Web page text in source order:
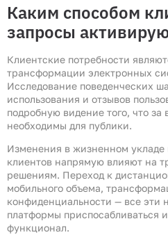
Каким способом
запросы
Клиентские потребности
трансформации электронных
Исследование поведенческих
использования и отзывов
подробную видение того, что
необходимы для публики.
Изменения в жизненном укладе
клиентов напрямую влияют на
решениям. Переход к
мобильного объема,
конфиденциальности — все эти
платформы приспосабливаться
функционал.